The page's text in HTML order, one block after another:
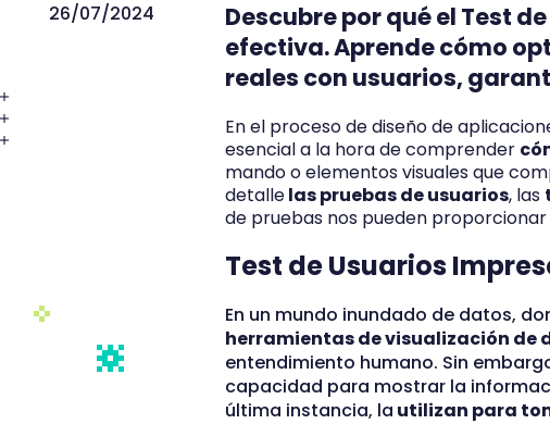
26/07/2024
Descubre por qué el Test
efectiva. Aprende cómo
reales con usuarios,
En el proceso de diseño de
esencial a la hora de comprender
mando o elementos visuales que
detallelas pruebas de usuarios, las
de pruebas nos pueden
Test de Usuarios
En un mundo inundado de datos,
herramientas de visualización de
entendimiento humano. Sin
capacidad para mostrar la
última instancia, la utilizan para